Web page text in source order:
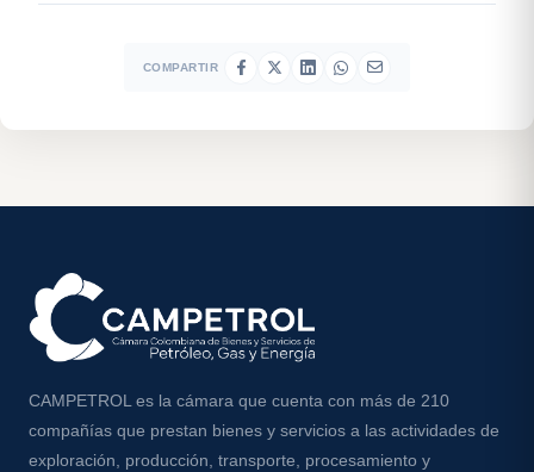
COMPARTIR
CAMPETROL es la cámara que cuenta con más de 210
compañías que prestan bienes y servicios a las actividades de
exploración, producción, transporte, procesamiento y